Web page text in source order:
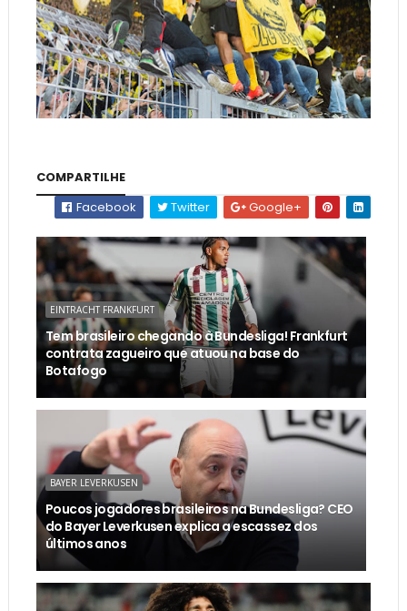
COMPARTILHE
Facebook
Twitter Google+
EINTRACHT FRANKFURT
Tem brasileiro chegando à Bundesliga! Frankfurt
contrata zagueiro que atuou na base do
Botafogo
BAYER LEVERKUSEN
Poucos jogadores brasileiros na Bundesliga? CEO
do Bayer Leverkusen explica a escassez dos
últimos anos